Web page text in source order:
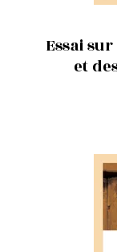
Essai
et